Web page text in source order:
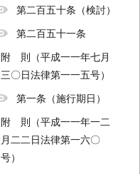
第二百五十条（検討）
第二百五十一条
附 則（平成一一年七月
三〇日法律第一一五号）
第一条（施行期日）
附 則（平成一一年一二
月二二日法律第一六〇
号）